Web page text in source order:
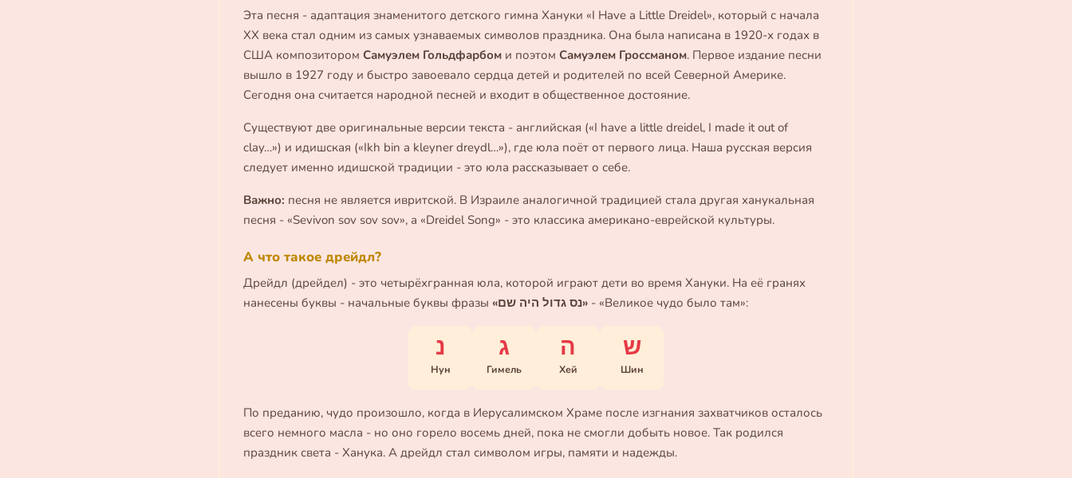
Эта песня - адаптация знаменитого детского гимна Хануки «I Have a Little Dreidel», который с начала
XX века стал одним из самых узнаваемых символов праздника. Она была написана в 1920-х годах в
США композитором Самуэлем Гольдфарбоми поэтом Самуэлем Гроссманом. Первое издание песни
вышло в 1927 году и быстро завоевало сердца детей и родителей по всей Северной Америке.
Сегодня она считается народной песней и входит в общественное достояние.
Существуют две оригинальные версии текста - английская («I have a little dreidel, I made it out of
clay…») и идишская («Ikh bin a kleyner dreydl…»), где юла поёт от первого лица. Наша русская версия
следует именно идишской традиции - это юла рассказывает о себе.
Важно: песня не является ивритской. В Израиле аналогичной традицией стала другая ханукальная
песня - «Sevivon sov sov sov», а «Dreidel Song» - это классика американо-еврейской культуры.
А что такое дрейдл?
Дрейдл (дрейдел) - это четырёхгранная юла, которой играют дети во время Хануки. На её гранях
нанесены буквы - начальные буквы фразы
«נס גדול היה שם»- «Великое чудо было там»:
נ
Нун
ג
Гимель
ה
Хей
ש
Шин
По преданию, чудо произошло, когда в Иерусалимском Храме после изгнания захватчиков осталось
всего немного масла - но оно горело восемь дней, пока не смогли добыть новое. Так родился
праздник света - Ханука. А дрейдл стал символом игры, памяти и надежды.